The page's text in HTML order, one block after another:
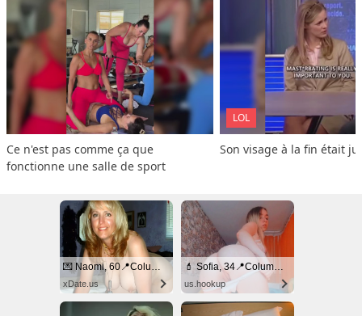
Ce n'est pas comme ça que
fonctionne une salle de sport
LOL
Son visage à la fin était